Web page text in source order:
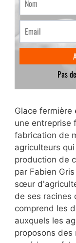
Glace fermière
une entreprise
fabrication de
agriculteurs
production de
par Fabien
sœur
de ses racines
comprend les
auxquels les
proposons des